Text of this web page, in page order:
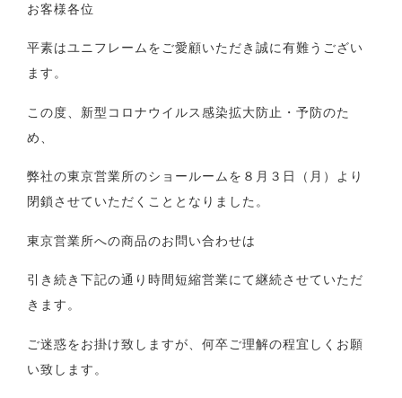
お客様各位
平素はユニフレームをご愛顧いただき誠に有難うござい
ます。
この度、新型コロナウイルス感染拡大防止・予防のた
め、
弊社の東京営業所のショールームを８月３日（月）より
閉鎖させていただくこととなりました。
東京営業所への商品のお問い合わせは
引き続き下記の通り時間短縮営業にて継続させていただ
きます。
ご迷惑をお掛け致しますが、何卒ご理解の程宜しくお願
い致します。